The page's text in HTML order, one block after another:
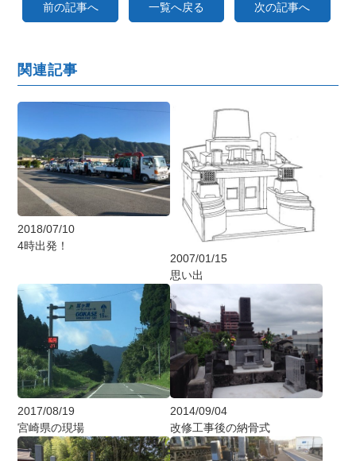
前の記事へ 一覧へ戻る 次の記事へ
関連記事
2018/07/10
4時出発！
2007/01/15
思い出
2017/08/19
宮崎県の現場
2014/09/04
改修工事後の納骨式